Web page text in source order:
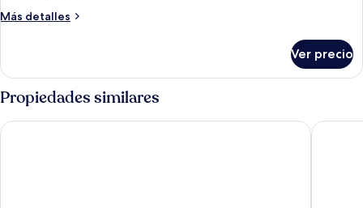
(Violet,
Más detalles
Más
varias
camas
(Violet,
2F)
Ver precio
Propiedades similares
Red Windmill Pension